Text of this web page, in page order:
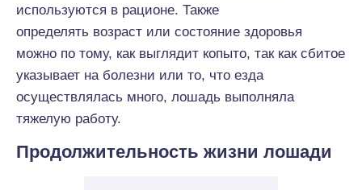
используются в рационе. Также
определять возраст или состояние здоровья
можно по тому, как выглядит копыто, так как сбитое
указывает на болезни или то, что езда
осуществлялась много, лошадь выполняла
тяжелую работу.
Продолжительность жизни лошади